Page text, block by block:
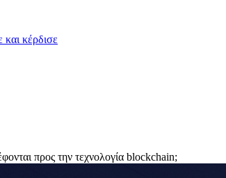
κέρδισε
προς την τεχνολογία blockchain;